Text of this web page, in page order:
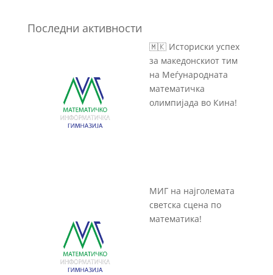
Последни активности
🇲🇰 Историски успех
за македонскиот тим
на Меѓународната
математичка
олимпијада во Кина!
МИГ на најголемата
светска сцена по
математика!